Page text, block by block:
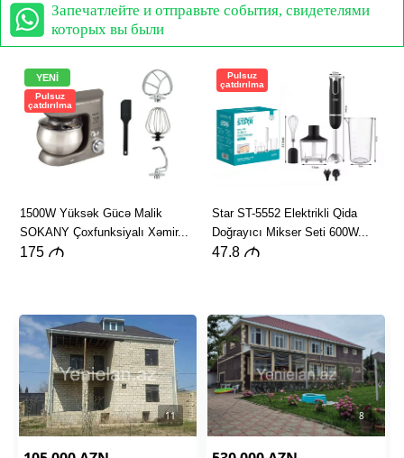
Запечатлейте и отправьте события, свидетелями
которых вы были